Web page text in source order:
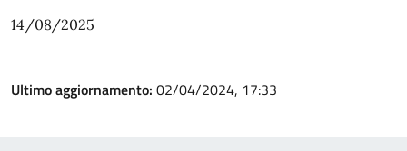
14/08/2025
Ultimo aggiornamento: 02/04/2024, 17:33